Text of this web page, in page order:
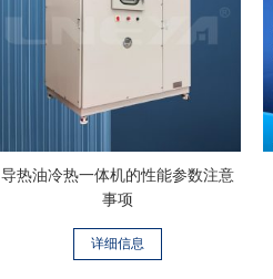
导热油冷热一体机的性能参数注意
事项
详细信息